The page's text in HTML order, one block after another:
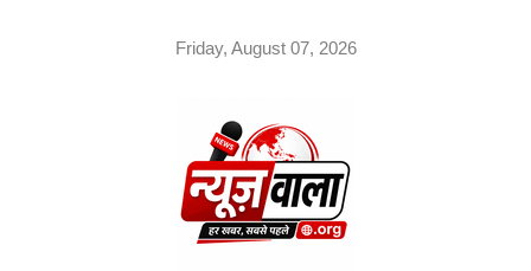
Friday, August 07, 2026